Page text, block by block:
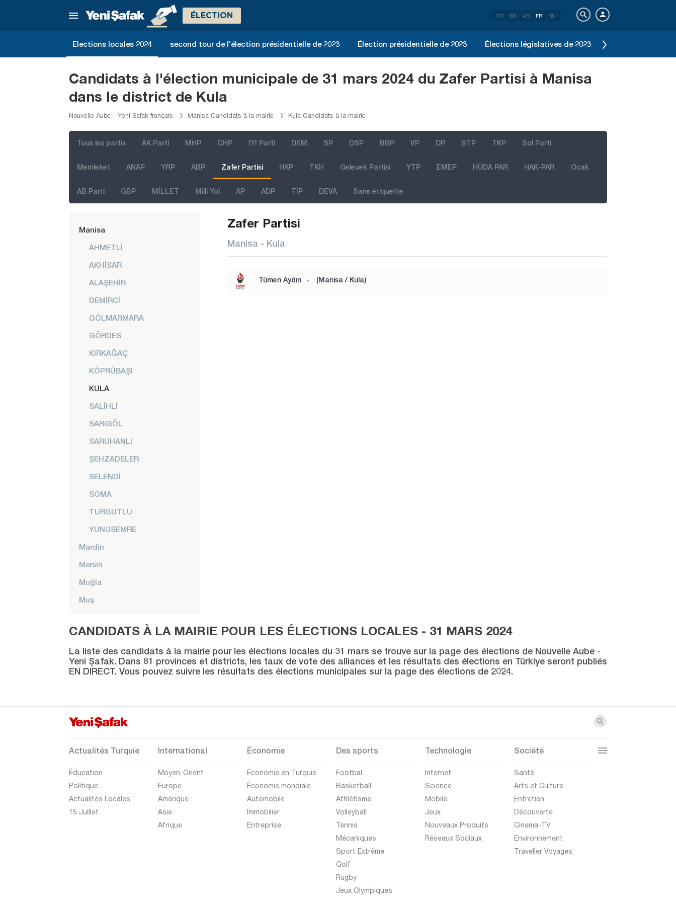
ÉLECTION TR EN AR FR RU
Elections locales 2024 second tour de l'élection présidentielle de 2023 Élection présidentielle de 2023 Élections législatives de 2023
Candidats à l'élection municipale de 31 mars 2024 du Zafer Partisi à Manisa
dans le district de Kula
Nouvelle Aube - Yeni Safak français Manisa Candidats à la mairie Kula Candidats à la mairie
Tous les partis AK Parti MHP CHP IYI Parti DEM SP DSP BBP VP DP BTP TKP Sol Parti
Memleket ANAP YRP ABP Zafer Partisi HKP TKH Gelecek Partisi YTP EMEP HÜDA PAR HAK-PAR Ocak
AB Parti GBP MİLLET Milli Yol AP ADP TİP DEVA Sans étiquette
Karaman
Kırşehir
Kütahya
Manisa
AHMETLİ
AKHİSAR
ALAŞEHİR
DEMİRCİ
GÖLMARMARA
GÖRDES
KIRKAĞAÇ
KÖPRÜBAŞI
KULA
SALİHLİ
SARIGÖL
SARUHANLI
ŞEHZADELER
SELENDİ
SOMA
TURGUTLU
YUNUSEMRE
Mardin
Mersin
Muğla
Muş
Niğde
Ordu
Osmaniye
Sakarya
Samsun
Şanlıurfa
Sinop
Sivas
Zafer Partisi
Manisa - Kula
Tümen Aydın - (Manisa / Kula)
CANDIDATS À LA MAIRIE POUR LES ÉLECTIONS LOCALES - 31 MARS 2024
La liste des candidats à la mairie pour les élections locales du 31 mars se trouve sur la page des élections de Nouvelle Aube -
Yeni Şafak. Dans 81 provinces et districts, les taux de vote des alliances et les résultats des élections en Türkiye seront publiés
EN DIRECT. Vous pouvez suivre les résultats des élections municipales sur la page des élections de 2024.
Actualités Turquie
Éducation
Politique
Actualités Locales
15 Juillet
International
Moyen-Orient
Europe
Amérique
Asie
Afrique
Économie
Économie en Turquie
Économie mondiale
Automobile
Immobilier
Entreprise
Des sports
Footbal
Basketball
Athlétisme
Volleyball
Tennis
Mécaniques
Sport Extrême
Golf
Rugby
Jeux Olympiques
Technologie
Internet
Science
Mobile
Jeux
Nouveaux Produits
Réseaux Sociaux
Société
Santé
Arts et Culture
Entretien
Découverte
Cinema-TV
Environnement
Traveller Voyages